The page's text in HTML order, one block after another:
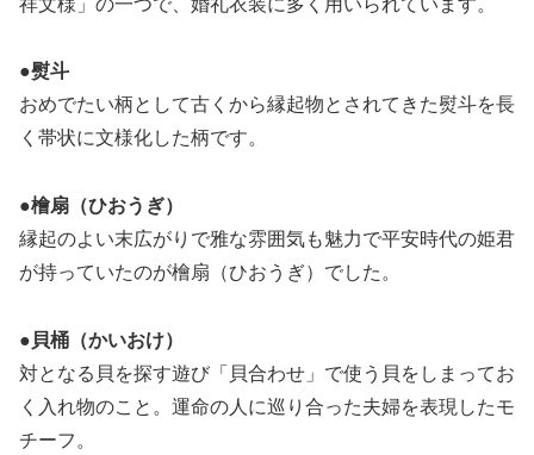
●熨斗
おめでたい柄として古くから縁起物とされてきた熨斗を長
く帯状に文様化した柄です。
●檜扇（ひおうぎ）
縁起のよい末広がりで雅な雰囲気も魅力で平安時代の姫君
が持っていたのが檜扇（ひおうぎ）でした。
● 貝桶（かいおけ）
対となる貝を探す遊び「貝合わせ」で使う貝をしまってお
く入れ物のこと。運命の人に巡り合った夫婦を表現したモ
チーフ。